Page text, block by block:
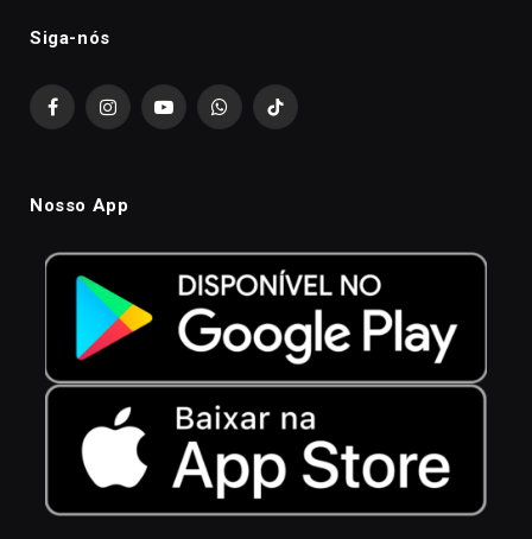
Siga-nós
FacebookInstagramYouTubeWhatsAppTikTok
Nosso App